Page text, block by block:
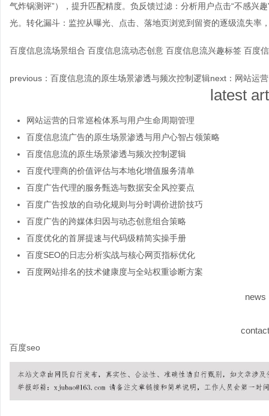
气炸锅测评”），提升匹配精度。负反馈过滤：分析用户点击“不感兴
光。转化漏斗：监控从曝光、点击、落地页浏览到留资的逐级流失率
百度信息流场景组合 百度信息流动态创意 百度信息流兴趣标签 百度
previous： 百度信息流的原生场景渗透与频次控制逻辑next： 网站运
latest
网站运营的日常巡检体系与用户生命周期管理
百度信息流广告的原生场景渗透与用户心智占领策略
百度信息流的原生场景渗透与频次控制逻辑
百度代理商的价值评估与本地化增值服务清单
百度广告代理的服务甄选与数据安全风控要点
百度广告投放的自动化规则与分时调价进阶技巧
百度广告的跨媒体归因与动态创意组合策略
百度优化的首屏提速与代码级精简实操手册
百度SEO的日志分析实战与核心网页指标优化
百度网站排名的技术健康度与全站权重诊断方案
news
contact
百度seo